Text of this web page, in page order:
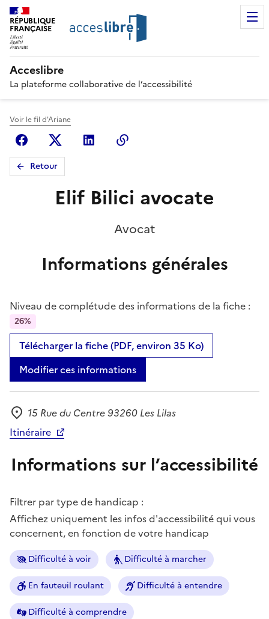
RÉPUBLIQUE
FRANÇAISE
Acceslibre
La plateforme collaborative de l’accessibilité
Voir le fil d'Ariane
FacebookX (anciennement Twitter)
Linkedin
Retour
Elif Bilici avocate
Avocat
Informations générales
Niveau de complétude des informations de la fiche :
26%
Télécharger la fiche (PDF, environ 35 Ko)
Modifier ces informations
Adresse
15 Rue du Centre 93260 Les Lilas
Itinéraire
Informations sur l’accessibilité
Filtrer par type de handicap :
Affichez uniquement les infos d'accessibilité qui vous
concernent, en fonction de votre handicap
Difficulté à voir Difficulté à marcher
En fauteuil roulant Difficulté à entendre
Difficulté à comprendre